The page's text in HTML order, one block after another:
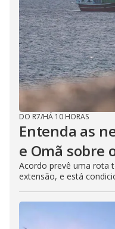
DO R7/HÁ 10 HORAS
Entenda as
e Omã sobre
Acordo prevê uma rota
extensão, e está